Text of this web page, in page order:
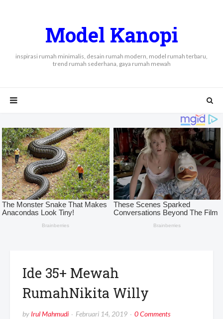
Model Kanopi
inspirasi rumah minimalis, desain rumah modern, model rumah terbaru,
trend rumah sederhana, gaya rumah mewah
Ide 35+ Mewah
RumahNikita Willy
by Irul Mahmudi Februari 14, 2019 0 Comments